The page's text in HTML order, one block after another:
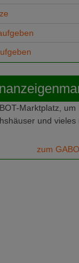
Marktplatz,
und
zum